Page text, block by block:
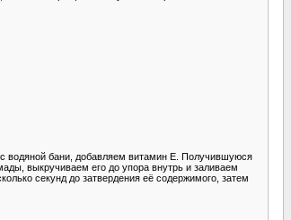
водяной бани, добавляем витамин Е. Получившуюся
выкручиваем его до упора внутрь и заливаем
секунд до затвердения её содержимого, затем